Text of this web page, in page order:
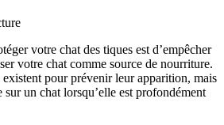
votre chat des tiques est d’empêcher
votre chat comme source de nourriture.
pour prévenir leur apparition, mais
un chat lorsqu’elle est profondément